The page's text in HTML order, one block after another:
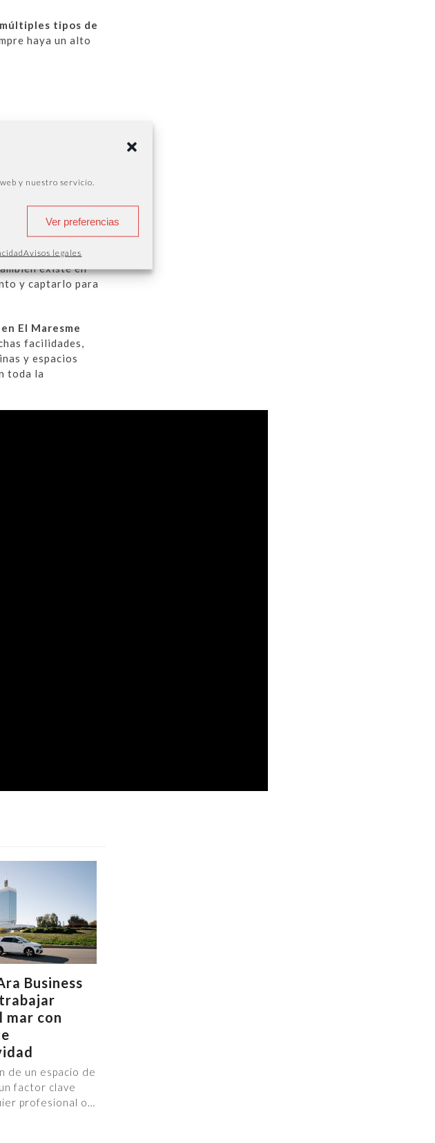
y nuestro servicio.
Ver preferencias
Avisos legales
múltiples tipos de
haya un alto
en El Maresme
hospitales,
existe en
y captarlo para
El Maresme
facilidades,
y espacios
toda la
Business
mar con
de un espacio de
factor clave
profesional o…